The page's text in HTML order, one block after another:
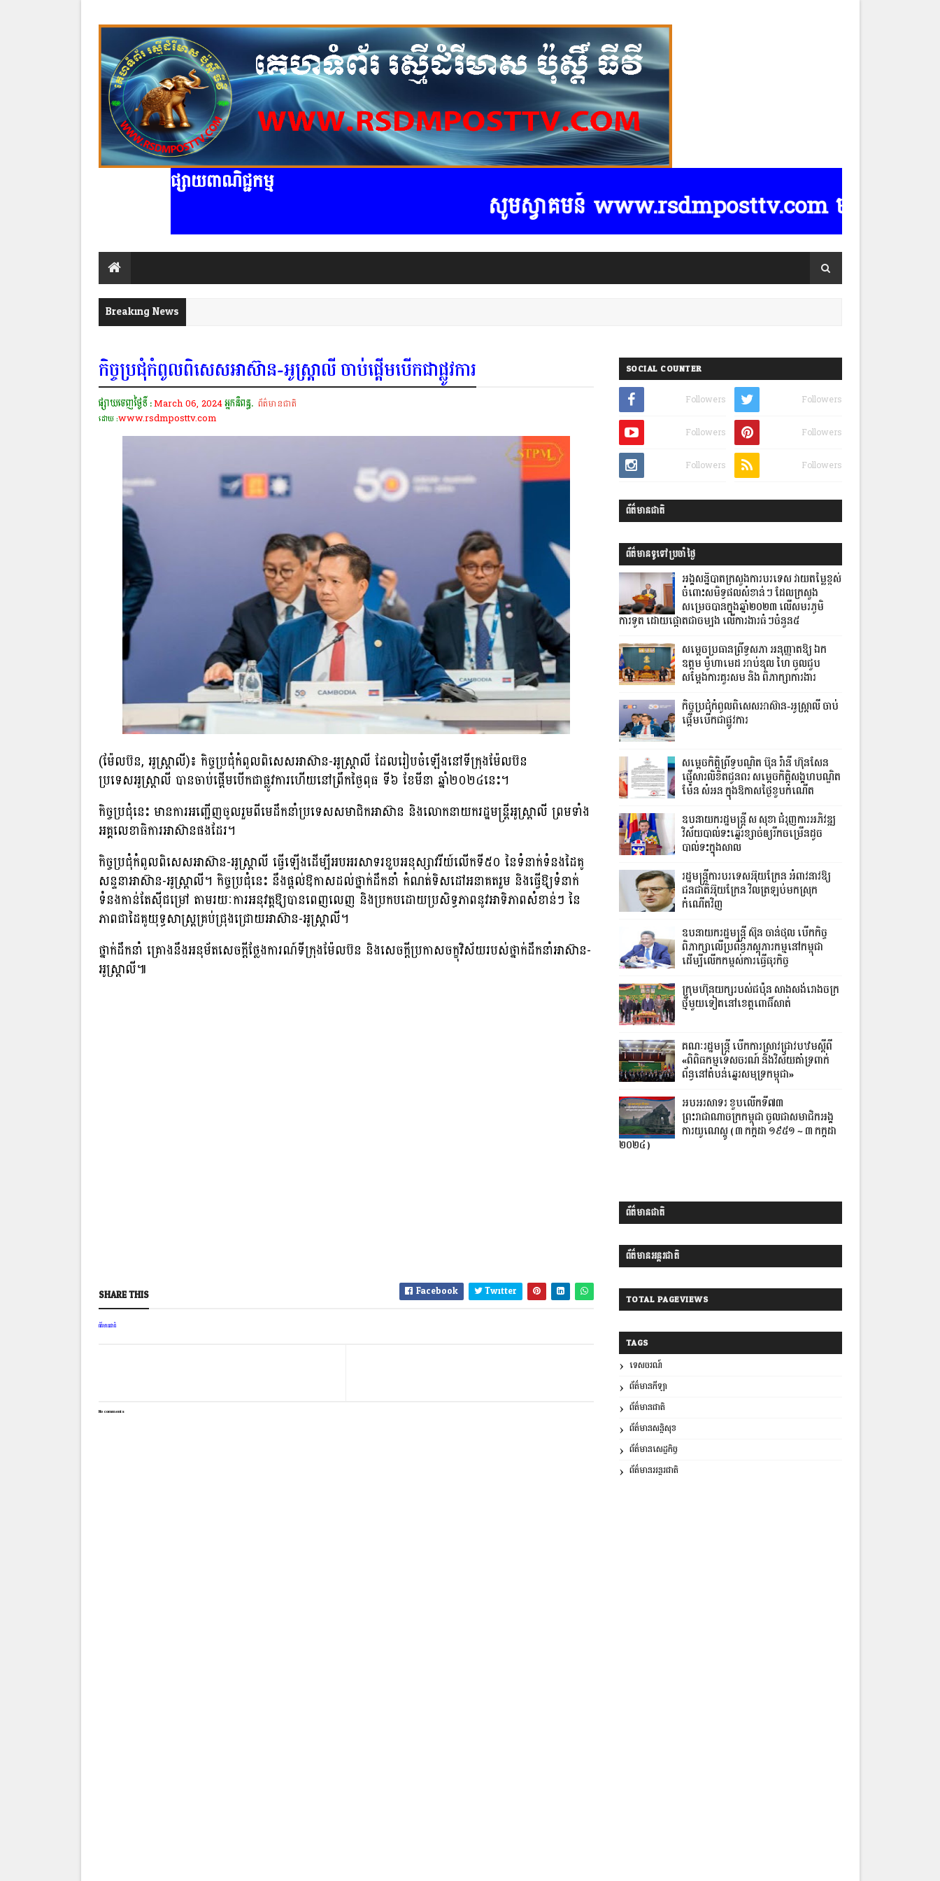
ផ្សាយពាណិជ្ជកម្ម
សូមស្វាគមន៍ www.rsdmposttv.com មានទទួលផ្សាយ
Breaking News
កិច្ចប្រជុំកំពូលពិសេសអាស៊ាន-អូស្ត្រាលី ចាប់ផ្តើមបើកជាផ្លូវការ
ផ្សាយចេញថ្ងៃទី :March 06, 2024អ្នកនិពន្ធ. ព័ត៌មានជាតិ
ដោយ :www.rsdmposttv.com
(ម៉ែលប៊ន, អូស្ត្រាលី)៖ កិច្ចប្រជុំកំពូលពិសេសអាស៊ាន-អូស្ត្រាលី ដែលរៀបចំឡើងនៅទីក្រុងម៉ែលប៊ន
ប្រទេសអូស្ត្រាលី បានចាប់ផ្តើមបើកជាផ្លូវការហើយនៅព្រឹកថ្ងៃពុធ ទី៦ ខែមីនា ឆ្នាំ២០២៤នេះ។
កិច្ចប្រជុំនេះ មានការអញ្ជើញចូលរួមពីមេដឹកនាំប្រទេសសមាជិកអាស៊ាន និងលោកនាយករដ្ឋមន្ត្រីអូស្ត្រាលី ព្រមទាំង
អគ្គលេខាធិការអាស៊ានផងដែរ។
កិច្ចប្រជុំកំពូលពិសេសអាស៊ាន-អូស្ត្រាលី ធ្វើឡើងដើម្បីអបអរសាទរខួបអនុស្សាវរីយ៍លើកទី៥០ នៃទំនាក់ទំនងដៃគូ
សន្ទនាអាស៊ាន-អូស្ត្រាលី។ កិច្ចប្រជុំនេះ នឹងផ្តល់ឱកាសដល់ថ្នាក់ដឹកនាំ កំណត់ទិសដៅអនាគតរួម និងធ្វើឱ្យទំនាក់
ទំនងកាន់តែស៊ីជម្រៅ តាមរយៈការអនុវត្តឱ្យបានពេញលេញ និងប្រកបដោយប្រសិទ្ធភាពនូវអាទិភាពសំខាន់ៗ នៃ
ភាពជាដៃគូយុទ្ធសាស្ត្រគ្រប់ជ្រុងជ្រោយអាស៊ាន-អូស្ត្រាលី។
ថ្នាក់ដឹកនាំ គ្រោងនឹងអនុម័តសេចក្តីថ្លែងការណ៍ទីក្រុងម៉ែលប៊ន និងសេចក្តីប្រកាសចក្ខុវិស័យរបស់​ថ្នាក់ដឹកនាំអាស៊ាន-
អូស្ត្រាលី៕
SHARE THIS Facebook Twitter
ព័ត៌មានជាតិ
No comments
SOCIAL COUNTER
Followers
Followers
Followers Followers
Followers Followers
ព័ត៌មានជាតិ
ព័ត៌មានទូទៅប្រចាំថ្ងៃ
អង្គសន្និបាតក្រសួងការបរទេស វាយតម្លៃខ្ពស់
ចំពោះសមិទ្ធផលសំខាន់ៗ ដែលក្រសួង
សម្រេចបានក្នុងឆ្នាំ២០២៣ លើសមរភូមិ
ការទូត ដោយផ្តោតជាចម្បង លើការងារធំៗចំនួន៥
សម្ដេចប្រធានព្រឹទ្ធសភា អនុញ្ញាតឱ្យ ឯក
ឧត្តម ម៉ូហាមេដ អាប់ឌុល ហៃ ចូលជួប
សម្ដែងការគួរសម និង ពិភាក្សាការងារ
កិច្ចប្រជុំកំពូលពិសេសអាស៊ាន-អូស្ត្រាលី ចាប់
ផ្តើមបើកជាផ្លូវការ
សម្តេចកិត្តិព្រឹទ្ធបណ្ឌិត ប៊ុន រ៉ានី ហ៊ុនសែន
ផ្ញើសារលិខិតជូនពរ សម្តេចកិត្តិសង្គហបណ្ឌិត
ម៉ែន សំអន ក្នុងឱកាសថ្ងៃខួបកំណើត
ឧបនាយករដ្ឋមន្ដ្រី ស សុខា ជំរុញការអភិវឌ្ឍ
វិស័យបាល់ទះឆ្នេរខ្សាច់ឲ្យរីកចម្រើនដូច
បាល់ទះក្នុងសាល
រដ្ឋមន្ត្រីការបរទេសអ៊ុយក្រែន អំពាវនាវឱ្យ
ជនជាតិអ៊ុយក្រែន វិលត្រឡប់មកស្រុក
កំណើតវិញ
ឧបនាយករដ្ឋមន្ត្រី ស៊ុន ចាន់ថុល បើកកិច្ច
ពិភាក្សាលើប្រព័ន្ធភស្តុភារកម្មនៅកម្ពុជា
ដើម្បីលើកកម្ពស់ការធ្វើធុរកិច្ច
ក្រុមហ៊ុនយក្សរបស់ជប៉ុន សាងសង់រោងចក្រ
ថ្មីមួយទៀត​នៅខេត្តពោធិ៍​សាត់
គណៈរដ្ឋមន្ត្រី បើកការស្រាវជ្រាវបឋមស្តីពី
«ពិពិធកម្មទេសចរណ៍ និងវិស័យគាំទ្រពាក់
ព័ន្ធនៅតំបន់ឆ្នេរសមុទ្រកម្ពុជា»
អបអរសាទរ ខួបលើកទី៧៣
ព្រះរាជាណាចក្រកម្ពុជា ចូលជាសមាជិកអង្គ
ការយូណេស្កូ ( ៣ កក្កដា ១៩៥១ ~ ៣ កក្កដា
២០២៤ )
ព័ត៌មានជាតិ
ព័ត៌មានអន្តរជាតិ
TOTAL PAGEVIEWS
TAGS
ទេសចរណ៍
ព័ត៌មានកីឡា
ព័ត៌មានជាតិ
ព័ត៌មានសន្តិសុខ
ព័ត៌មានសេដ្ឋកិច្ច
ព័ត៌មានអន្តរជាតិ